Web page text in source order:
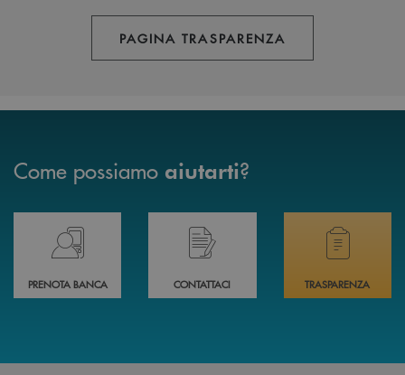
PAGINA TRASPARENZA
Come possiamo aiutarti?
Prenota il tuo appuntamento in Filiale direttamente da casa 24h su 24h
PRENOTA BANCA
Hai bisogno di assistenza immediata?
CONTATTACI
Hai bisogno di
TRASPARENZA